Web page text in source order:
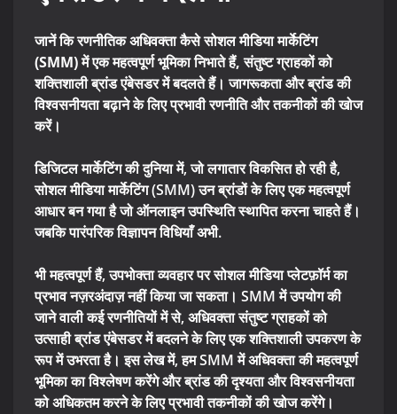
जानें कि रणनीतिक अधिवक्ता कैसे सोशल मीडिया मार्केटिंग
(SMM) में एक महत्वपूर्ण भूमिका निभाते हैं, संतुष्ट ग्राहकों को
शक्तिशाली ब्रांड एंबेसडर में बदलते हैं। जागरूकता और ब्रांड की
विश्वसनीयता बढ़ाने के लिए प्रभावी रणनीति और तकनीकों की खोज
करें।
डिजिटल मार्केटिंग की दुनिया में, जो लगातार विकसित हो रही है,
सोशल मीडिया मार्केटिंग (SMM) उन ब्रांडों के लिए एक महत्वपूर्ण
आधार बन गया है जो ऑनलाइन उपस्थिति स्थापित करना चाहते हैं।
जबकि पारंपरिक विज्ञापन विधियाँ अभी.
भी महत्वपूर्ण हैं, उपभोक्ता व्यवहार पर सोशल मीडिया प्लेटफ़ॉर्म का
प्रभाव नज़रअंदाज़ नहीं किया जा सकता। SMM में उपयोग की
जाने वाली कई रणनीतियों में से, अधिवक्ता संतुष्ट ग्राहकों को
उत्साही ब्रांड एंबेसडर में बदलने के लिए एक शक्तिशाली उपकरण के
रूप में उभरता है। इस लेख में, हम SMM में अधिवक्ता की महत्वपूर्ण
भूमिका का विश्लेषण करेंगे और ब्रांड की दृश्यता और विश्वसनीयता
को अधिकतम करने के लिए प्रभावी तकनीकों की खोज करेंगे।